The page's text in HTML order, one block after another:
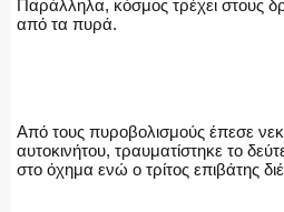
Παράλληλα, κόσμος τρέχει στους
από τα πυρά.
Από τους πυροβολισμούς έπεσε
αυτοκινήτου, τραυματίστηκε το
στο όχημα ενώ ο τρίτος επιβάτης